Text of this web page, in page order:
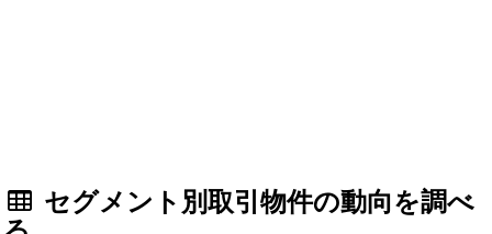
セグメント別取引物件の動向を調べ